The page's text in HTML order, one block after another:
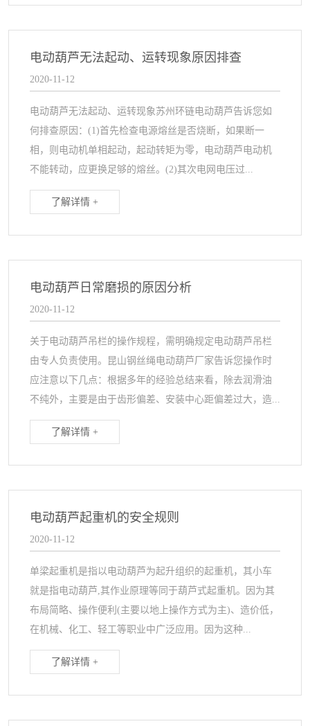
电动葫芦无法起动、运转现象原因排查
2020-11-12
电动葫芦无法起动、运转现象苏州环链电动葫芦告诉您如
何排查原因：(1)首先检查电源熔丝是否烧断，如果断一
相，则电动机单相起动，起动转矩为零，电动葫芦电动机
不能转动，应更换足够的熔丝。(2)其次电网电压过...
了解详情 +
电动葫芦日常磨损的原因分析
2020-11-12
关于电动葫芦吊栏的操作规程，需明确规定电动葫芦吊栏
由专人负责使用。昆山钢丝绳电动葫芦厂家告诉您操作时
应注意以下几点：根据多年的经验总结来看，除去润滑油
不纯外，主要是由于齿形偏差、安装中心距偏差过大，造...
了解详情 +
电动葫芦起重机的安全规则
2020-11-12
单梁起重机是指以电动葫芦为起升组织的起重机，其小车
就是指电动葫芦,其作业原理等同于葫芦式起重机。因为其
布局简略、操作便利(主要以地上操作方式为主)、造价低，
在机械、化工、轻工等职业中广泛应用。因为这种...
了解详情 +